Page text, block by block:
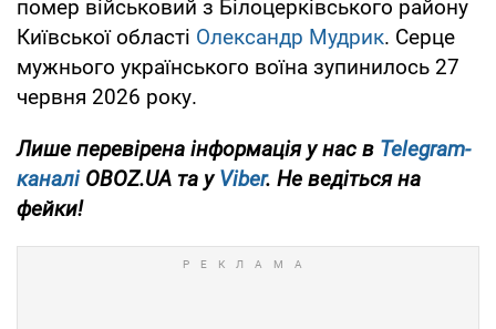
помер військовий з Білоцерківського району
Київської області Олександр Мудрик. Серце
мужнього українського воїна зупинилось 27
червня 2026 року.
Лише перевірена інформація у нас в Telegram-
каналіOBOZ.UA та уViber. Не ведіться на
фейки!